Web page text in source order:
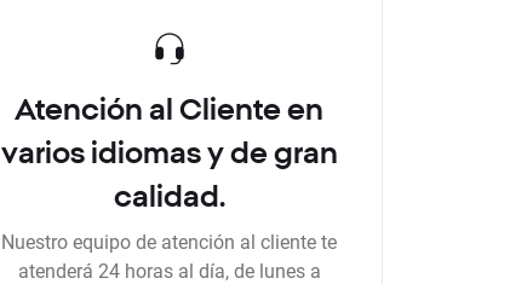
Atención al Cliente en
varios idiomas y de gran
calidad.
Nuestro equipo de atención al cliente te
atenderá 24 horas al día, de lunes a